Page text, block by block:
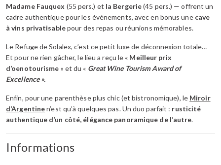
Madame Fauquex (55 pers.) et la Bergerie(45 pers.) — offrent un
cadre authentique pour les événements, avec en bonus une cave
à vins privatisablepour des repas ou réunions mémorables.
Le Refuge de Solalex, c’est ce petit luxe de déconnexion totale…
Et pour ne rien gâcher, le lieu a reçu le « Meilleur prix
d’oenotourisme » et du « Great Wine Tourism Award of
Excellence ».
Enfin, pour une parenthèse plus chic (et bistronomique), le Miroir
d’Argentinen’est qu’à quelques pas. Un duo parfait : rusticité
authentique d’un côté, élégance panoramique de l’autre.
Informations